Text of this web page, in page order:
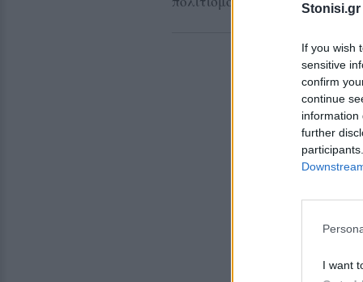
Stonisi.gr
If you wish
sensitive
confirm
continue
information
further
I want